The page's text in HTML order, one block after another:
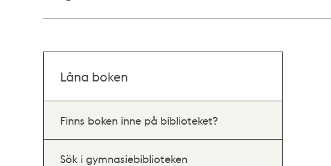
Låna boken
Finns boken inne på biblioteket?
Sök i gymnasiebiblioteken